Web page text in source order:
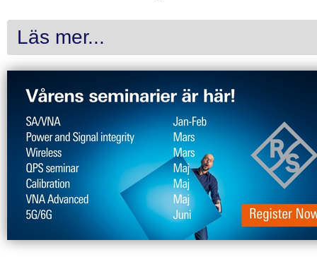
Läs mer...